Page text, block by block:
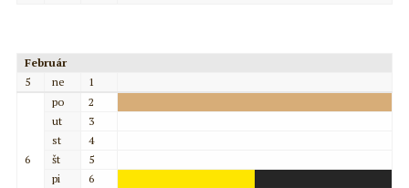
Február
5
ne 1
6
po
2
ut
3
st
4
št
5
pi
6